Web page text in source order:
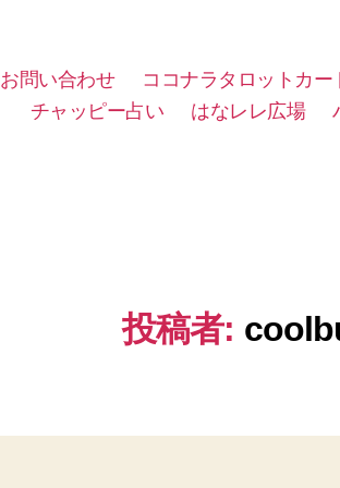
お問い合わせ ココナラタロットカー
チャッピー占い
はなレレ広場
投稿者: